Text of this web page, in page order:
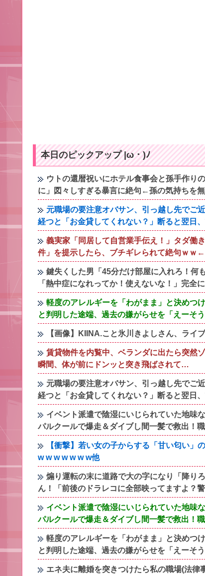
本日のピックアップ |ω・)ﾉ
ウトの還暦祝いにホテル食事会と孫手作り
に」図々しすぎる暴言に絶句←孫の気持ちを
元職場の要注意オバサン、引っ越し先でご
経つと「お金貸してくれない？」断ると翌日
義実家「同居して自営業手伝え！」タダ働
件」を提示したら、ブチギレられて絶句ｗｗ
鍵失くした男「45分だけ部屋に入れろ！
「熱中症になれってか！使えないな！」完全
軽度のアレルギーを「わがまま」と決めつ
と判明した途端、過去の嫌がらせを「えーそ
【画像】KIINA.こと氷川きよしさん、ライ
賃貸物件を内覧中、ベランダに出たら突然
瞬間、体が前にドンッと突き飛ばされて…
元職場の要注意オバサン、引っ越し先でご
経つと「お金貸してくれない？」断ると翌日
イベント派遣で陰湿にいじられていた地味
パルクールで爆走＆ダイブし間一髪で救出！
【衝撃】若い女の子からする「甘い匂い
w w w w w w w他
煽り運転の末に道路で大の字になり「降り
ん！「前後のドラレコに全部映ってますよ？
イベント派遣で陰湿にいじられていた地味
パルクールで爆走＆ダイブし間一髪で救出！
軽度のアレルギーを「わがまま」と決めつ
と判明した途端、過去の嫌がらせを「えーそ
エネ夫に離婚を突きつけたら私の職場(法